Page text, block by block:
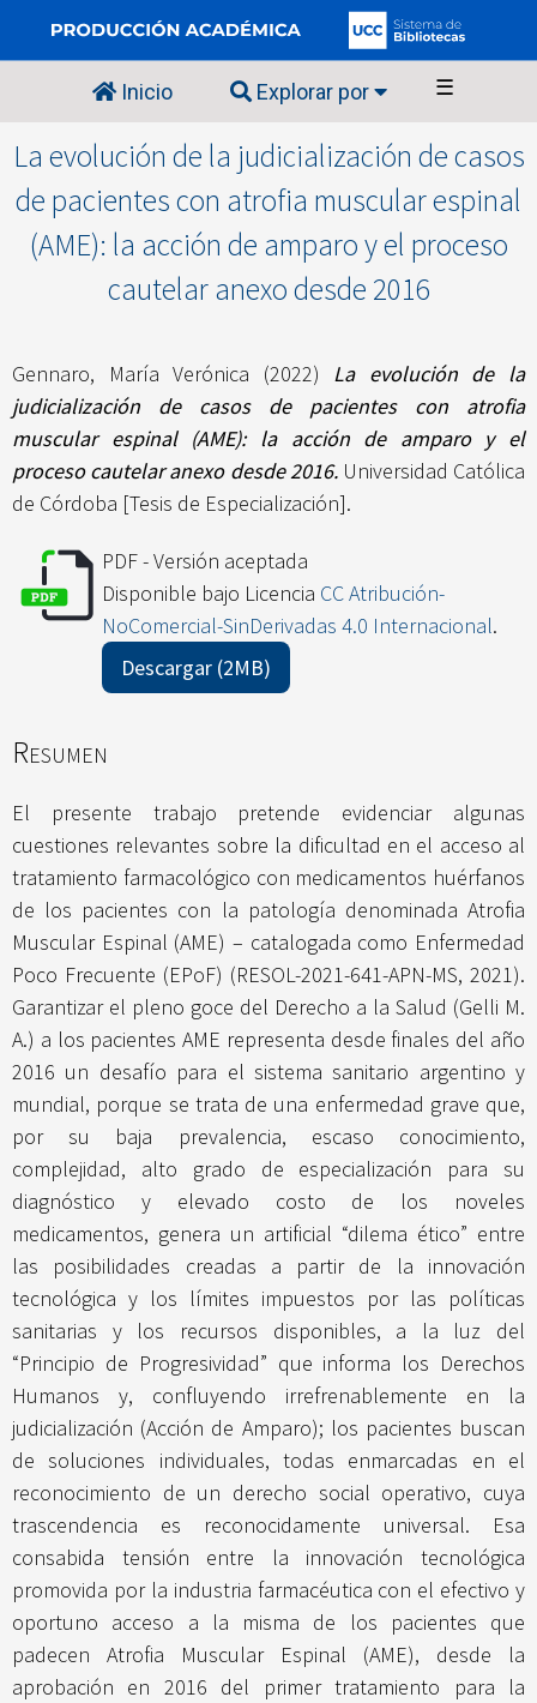
Inicio Explorar por ☰
La evolución de la judicialización de casos
de pacientes con atrofia muscular espinal
(AME): la acción de amparo y el proceso
cautelar anexo desde 2016
Gennaro, María Verónica (2022) La evolución de la
judicialización de casos de pacientes con atrofia
muscular espinal (AME): la acción de amparo y el
proceso cautelar anexo desde 2016.Universidad Católica
de Córdoba [Tesis de Especialización].
PDF - Versión aceptada
Disponible bajo Licencia CC Atribución-
NoComercial-SinDerivadas 4.0 Internacional.
Descargar (2MB)
Resumen
El presente trabajo pretende evidenciar algunas
cuestiones relevantes sobre la dificultad en el acceso al
tratamiento farmacológico con medicamentos huérfanos
de los pacientes con la patología denominada Atrofia
Muscular Espinal (AME) – catalogada como Enfermedad
Poco Frecuente (EPoF) (RESOL-2021-641-APN-MS, 2021).
Garantizar el pleno goce del Derecho a la Salud (Gelli M.
A.) a los pacientes AME representa desde finales del año
2016 un desafío para el sistema sanitario argentino y
mundial, porque se trata de una enfermedad grave que,
por su baja prevalencia, escaso conocimiento,
complejidad, alto grado de especialización para su
diagnóstico y elevado costo de los noveles
medicamentos, genera un artificial “dilema ético” entre
las posibilidades creadas a partir de la innovación
tecnológica y los límites impuestos por las políticas
sanitarias y los recursos disponibles, a la luz del
“Principio de Progresividad” que informa los Derechos
Humanos y, confluyendo irrefrenablemente en la
judicialización (Acción de Amparo); los pacientes buscan
de soluciones individuales, todas enmarcadas en el
reconocimiento de un derecho social operativo, cuya
trascendencia es reconocidamente universal. Esa
consabida tensión entre la innovación tecnológica
promovida por la industria farmacéutica con el efectivo y
oportuno acceso a la misma de los pacientes que
padecen Atrofia Muscular Espinal (AME), desde la
aprobación en 2016 del primer tratamiento para la